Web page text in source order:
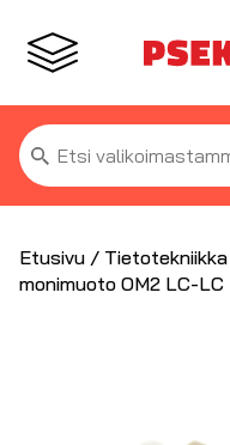
Etsi:
Etusivu / Tietotekniikka
monimuoto OM2 LC-LC